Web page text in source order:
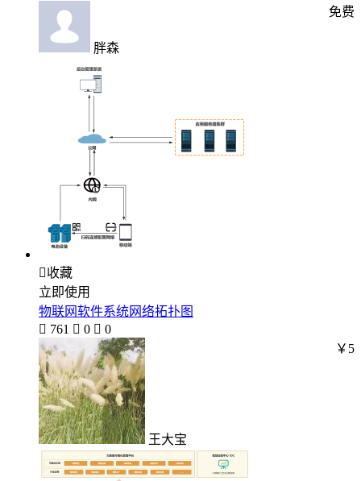
胖森
免费
收藏
立即使用
物联网软件系统网络拓扑图
 761  0  0
王大宝
￥5